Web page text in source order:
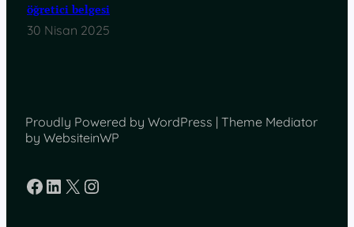
öğretici belgesi
30 Nisan 2025
Proudly Powered by WordPress | Theme Mediator
by WebsiteinWP
Facebook
LinkedIn
X Instagram